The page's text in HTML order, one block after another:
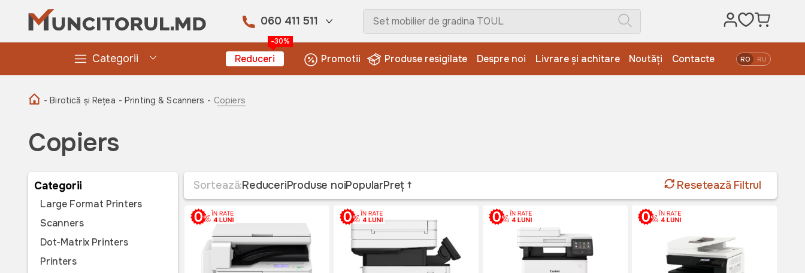
060 411 511
Categorii
-30%
Reduceri Promotii Produse resigilate Despre noi Livrare și achitare Noutăți Contacte RO RU
- Birotică și Rețea - Printing & Scanners - Copiers
Copiers
Categorii
Large Format Printers
Scanners
Dot-Matrix Printers
Printers
Sortează:ReduceriProduse noiPopularPreț Resetează Filtrul